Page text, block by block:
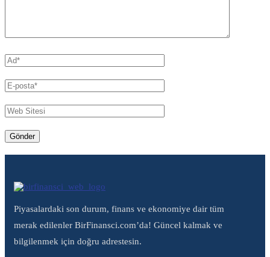
Piyasalardaki son durum, finans ve ekonomiye dair tüm
merak edilenler BirFinansci.com’da! Güncel kalmak ve
bilgilenmek için doğru adrestesin.